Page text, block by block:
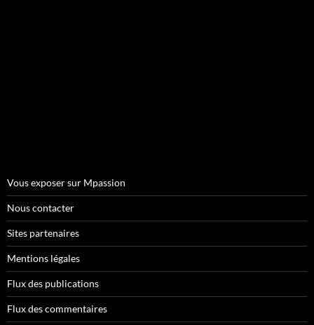
Vous exposer sur Mpassion
Nous contacter
Sites partenaires
Mentions légales
Flux des publications
Flux des commentaires